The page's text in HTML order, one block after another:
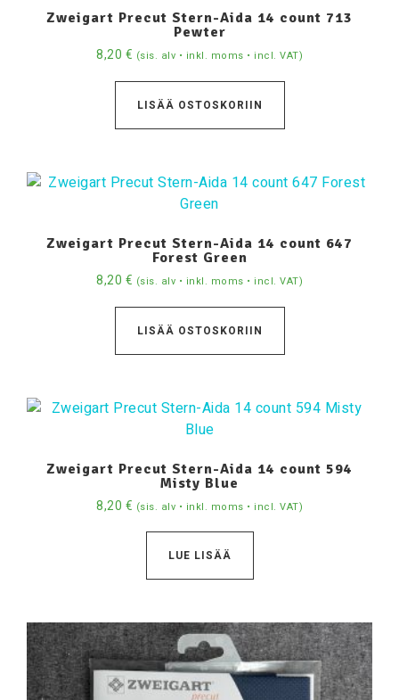
Zweigart Precut Stern-Aida 14 count 713
Pewter
8,20 € (sis. alv • inkl. moms • incl. VAT)
LISÄÄ OSTOSKORIIN
Zweigart Precut Stern-Aida 14 count 647
Forest Green
8,20 € (sis. alv • inkl. moms • incl. VAT)
LISÄÄ OSTOSKORIIN
Zweigart Precut Stern-Aida 14 count 594
Misty Blue
8,20 € (sis. alv • inkl. moms • incl. VAT)
LUE LISÄÄ